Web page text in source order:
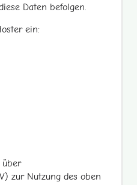
Daten befolgen.
ein:
über
zur Nutzung des oben